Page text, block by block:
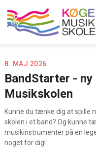
8. MAJ 2026
BandStarter -
Musikskolen
Kunne du tænke dig at spille
skolen i et band? Og kunne
musikinstrumenter på en
noget for dig!